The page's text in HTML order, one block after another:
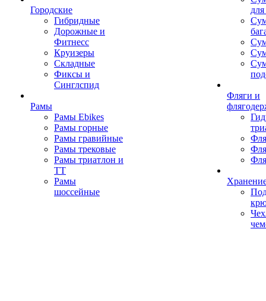
Городские
Гибридные
Дорожные и
Фитнесс
Круизеры
Складные
Фиксы и
Синглспид
Рамы
Рамы Ebikes
Рамы горные
Рамы гравийные
Рамы трековые
Рамы триатлон и
ТТ
Рамы
шоссейные
Фляги и